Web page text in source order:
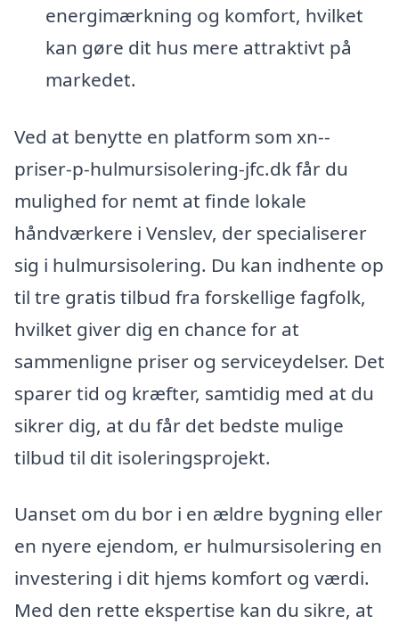
energimærkning og komfort, hvilket
kan gøre dit hus mere attraktivt på
markedet.
Ved at benytte en platform som xn--
priser-p-hulmursisolering-jfc.dk får du
mulighed for nemt at finde lokale
håndværkere i Venslev, der specialiserer
sig i hulmursisolering. Du kan indhente op
til tre gratis tilbud fra forskellige fagfolk,
hvilket giver dig en chance for at
sammenligne priser og serviceydelser. Det
sparer tid og kræfter, samtidig med at du
sikrer dig, at du får det bedste mulige
tilbud til dit isoleringsprojekt.
Uanset om du bor i en ældre bygning eller
en nyere ejendom, er hulmursisolering en
investering i dit hjems komfort og værdi.
Med den rette ekspertise kan du sikre, at